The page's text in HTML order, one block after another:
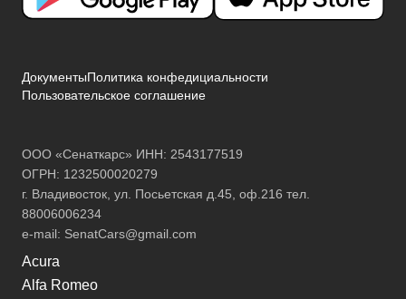
ДокументыПолитика конфедициальности
Пользовательское соглашение
ООО «Сенаткарс» ИНН: 2543177519
ОГРН: 1232500020279
г. Владивосток, ул. Посьетская д.45, оф.216 тел.
88006006234
e-mail: SenatCars@gmail.com
Acura
Alfa Romeo